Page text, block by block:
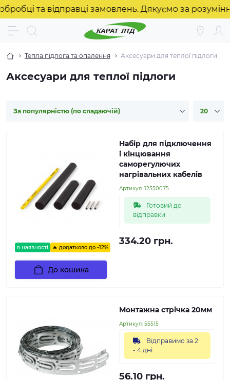
та відправці замовлень. Дякуємо за розуміння! ❤️
Тепла підлога та опалення Аксесуари для теплої підлоги
Аксесуари для теплої підлоги
в наявності 🔥 додатково до -12%
Набір для підключення
і кінцювання
саморегулючих
нагрівальних кабелів
Артикул: 12550075
Готовий до
відправки
334.20 грн.
До кошика
Монтажна стрічка 20мм
Артикул: 55515
Відправимо за 2
- 4 дні
56.10 грн.